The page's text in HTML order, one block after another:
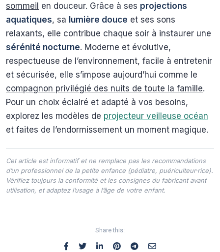
sommeil en douceur. Grâce à ses projections
aquatiques, sa lumière douce et ses sons
relaxants, elle contribue chaque soir à instaurer une
sérénité nocturne. Moderne et évolutive,
respectueuse de l’environnement, facile à entretenir
et sécurisée, elle s’impose aujourd’hui comme le
compagnon privilégié des nuits de toute la famille.
Pour un choix éclairé et adapté à vos besoins,
explorez les modèles de projecteur veilleuse océan
et faites de l’endormissement un moment magique.
Cet article est informatif et ne remplace pas les recommandations
d’un professionnel de la petite enfance (pédiatre, puériculteur·rice).
Vérifiez toujours la conformité et les consignes du fabricant avant
utilisation, et adaptez l’usage à l’âge de votre enfant.
Share this: